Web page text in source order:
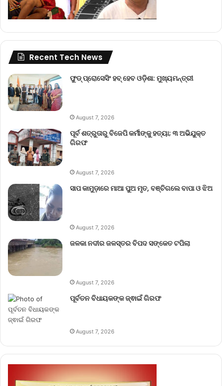
Recent Tech News
ଫୁଡ୍ ପ୍ରୋସେସିଂ ହବ୍ ହେବ ଓଡ଼ିଶା: ମୁଖ୍ୟମନ୍ତ୍ରୀ
August 7, 2026
ପୂର୍ବ ଶତ୍ରୁତାରୁ ବିଜେପି କର୍ମୀଙ୍କୁ ହତ୍ୟା; ୩ ଅଭିଯୁକ୍ତ
ଗିରଫ
August 7, 2026
ସାପ କାମୁଡ଼ାରେ ମାଆ ପୁଅ ମୃତ, ବଞ୍ଚିଗଲେ ବାପା ଓ ଝିଅ
August 7, 2026
ଜଳକା ନଦୀର ଜଳସ୍ତର ବିପଦ ସଙ୍କେତ ଟପିଲା
August 7, 2026
ପୂର୍ବତନ ବିଧାୟକଙ୍କ ଜ୍ଵାଇଁ ଗିରଫ
August 7, 2026